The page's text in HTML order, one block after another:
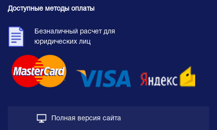
Доступные методы оплаты
Безналичный расчет для
юридических лиц
Полная версия сайта